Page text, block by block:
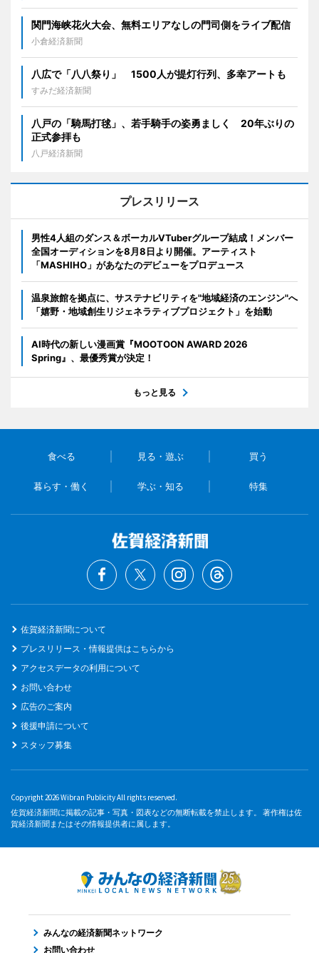
関門海峡花火大会、無料エリアなしの門司側をライブ配信
小倉経済新聞
八広で「八八祭り」 1500人が提灯行列、多幸アートも
すみだ経済新聞
八戸の「騎馬打毬」、若手騎手の姿勇ましく 20年ぶりの
正式参拝も
八戸経済新聞
プレスリリース
男性4人組のダンス＆ボーカルVTuberグループ結成！メンバー
全国オーディションを8月8日より開催。アーティスト
「MASHIHO」があなたのデビューをプロデュース
温泉旅館を拠点に、サステナビリティを"地域経済のエンジン"へ
「嬉野・地域創生リジェネラティブプロジェクト」を始動
AI時代の新しい漫画賞『MOOTOON AWARD 2026
Spring』、最優秀賞が決定！
もっと見る
食べる 見る・遊ぶ 買う
暮らす・働く 学ぶ・知る 特集
佐賀経済新聞について
プレスリリース・情報提供はこちらから
アクセスデータの利用について
お問い合わせ
広告のご案内
後援申請について
スタッフ募集
Copyright 2026 Wibran Publicity All rights reserved.
佐賀経済新聞に掲載の記事・写真・図表などの無断転載を禁止します。 著作権は佐
賀経済新聞またはその情報提供者に属します。
みんなの経済新聞ネットワーク
お問い合わせ